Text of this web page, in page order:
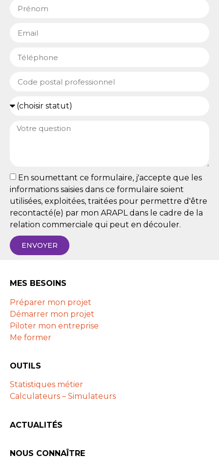
En soumettant ce formulaire, j'accepte que les
informations saisies dans ce formulaire soient
utilisées, exploitées, traitées pour permettre d'être
recontacté(e) par mon ARAPL dans le cadre de la
relation commerciale qui peut en découler.
ENVOYER
MES BESOINS
Préparer mon projet
Démarrer mon projet
Piloter mon entreprise
Me former
OUTILS
Statistiques métier
Calculateurs – Simulateurs
ACTUALITÉS
NOUS CONNAÎTRE